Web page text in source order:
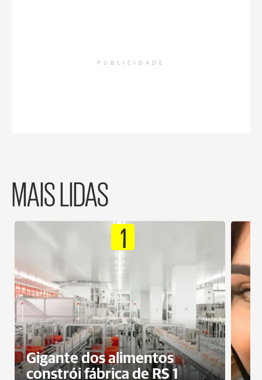
PUBLICIDADE
MAIS LIDAS
1
Gigante dos alimentos
constrói fábrica de RS 1